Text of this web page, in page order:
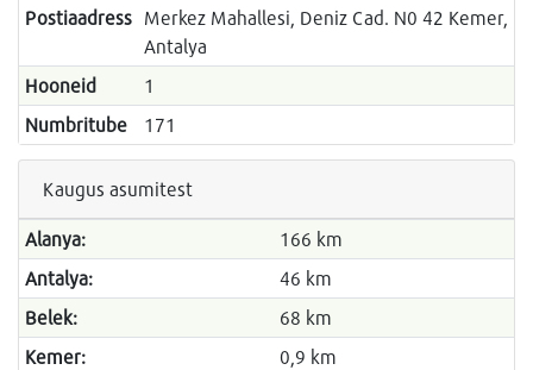
Postiaadress Merkez Mahallesi, Deniz Cad. N0 42 Kemer,
Antalya
Hooneid
1
Numbritube
171
Kaugus asumitest
Alanya:
166 km
Antalya:
46 km
Belek:
68 km
Kemer:
0,9 km